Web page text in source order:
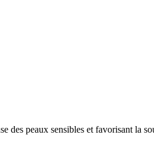
des peaux sensibles et favorisant la